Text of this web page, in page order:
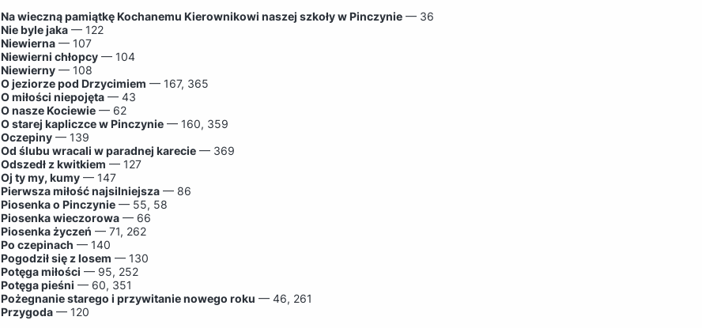
Na wieczną pamiątkę Kochanemu Kierownikowi naszej szkoły w Pinczynie — 36
Nie byle jaka — 122
Niewierna — 107
Niewierni chłopcy — 104
Niewierny — 108
O jeziorze pod Drzycimiem — 167, 365
O miłości niepojęta — 43
O nasze Kociewie — 62
O starej kapliczce w Pinczynie — 160, 359
Oczepiny — 139
Od ślubu wracali w paradnej karecie — 369
Odszedł z kwitkiem — 127
Oj ty my, kumy — 147
Pierwsza miłość najsilniejsza — 86
Piosenka o Pinczynie — 55, 58
Piosenka wieczorowa — 66
Piosenka życzeń — 71, 262
Po czepinach — 140
Pogodził się z losem — 130
Potęga miłości — 95, 252
Potęga pieśni — 60, 351
Pożegnanie starego i przywitanie nowego roku — 46, 261
Przygoda — 120